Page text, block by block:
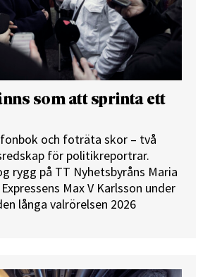
som att sprinta ett
och foträta skor – två
för politikreportrar.
rygg på TT Nyhetsbyråns Maria
Max V Karlsson under
långa valrörelsen 2026